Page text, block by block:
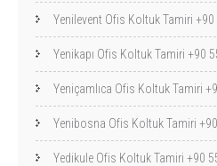
Yenilevent Ofis Koltuk Tamiri
Yenikapı Ofis Koltuk Tamiri +90
Yeniçamlıca Ofis Koltuk Tamiri
Yenibosna Ofis Koltuk Tamiri
Yedikule Ofis Koltuk Tamiri +90